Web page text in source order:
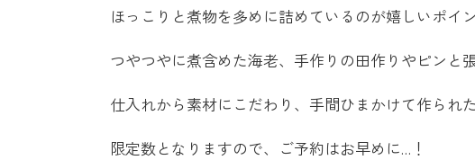
ほっこりと煮物を多めに詰めているのが嬉しいポイン
つやつやに煮含めた海老、手作りの田作りやピンと
仕入れから素材にこだわり、手間ひまかけて作られ
限定数となりますので、ご予約はお早めに…！